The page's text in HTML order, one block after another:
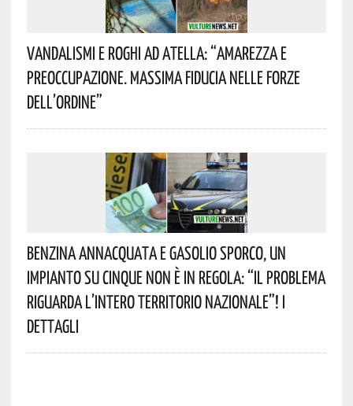
Vandalismi E Roghi Ad Atella: “Amarezza E
Preoccupazione. Massima Fiducia Nelle Forze
Dell’Ordine”
Benzina Annacquata E Gasolio Sporco, Un
Impianto Su Cinque Non È In Regola: “il Problema
Riguarda L’intero Territorio Nazionale”! I
Dettagli